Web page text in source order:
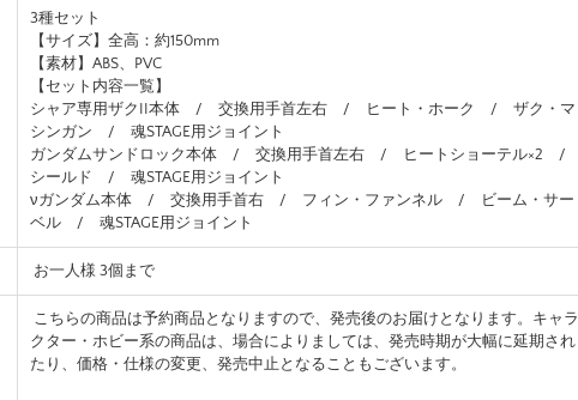
3種セット
【サイズ】全高：約150mm
【素材】ABS、PVC
【セット内容一覧】
シャア専用ザクII本体 / 交換用手首左右 / ヒート・ホーク / ザク・マ
シンガン / 魂STAGE用ジョイント
ガンダムサンドロック本体 / 交換用手首左右 / ヒートショーテル×2 /
シールド / 魂STAGE用ジョイント
νガンダム本体 / 交換用手首右 / フィン・ファンネル / ビーム・サー
ベル / 魂STAGE用ジョイント
お一人様 3個まで
こちらの商品は予約商品となりますので、発売後のお届けとなります。キャラ
クター・ホビー系の商品は、場合によりましては、発売時期が大幅に延期され
たり、価格・仕様の変更、発売中止となることもございます。